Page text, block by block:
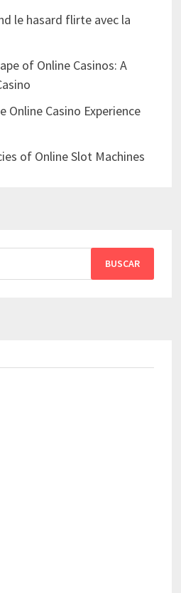
le hasard flirte avec la
of Online Casinos: A
Online Casino Experience
of Online Slot Machines